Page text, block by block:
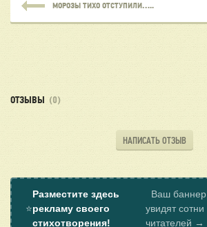
МОРОЗЫ ТИХО ОТСТУПИЛИ…..
ОТЗЫВЫ (0)
НАПИСАТЬ ОТЗЫВ
⭐
Разместите здесь
рекламу своего
стихотворения!
Ваш баннер
увидят сотни
читателей →